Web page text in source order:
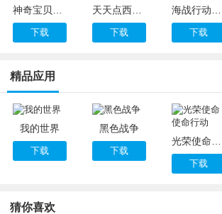
下载
天天点西游变态版
下载 下载
精品应用
我的世界
下载
黑色战争
下载
下载
猜你喜欢